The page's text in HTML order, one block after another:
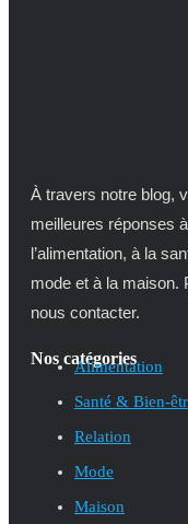
À travers notre blog,
meilleures réponses
l’alimentation, à la
mode et à la maison.
nous contacter.
Nos catégories
Alimentation
Santé & Bien-
Relation
Mode
Maison